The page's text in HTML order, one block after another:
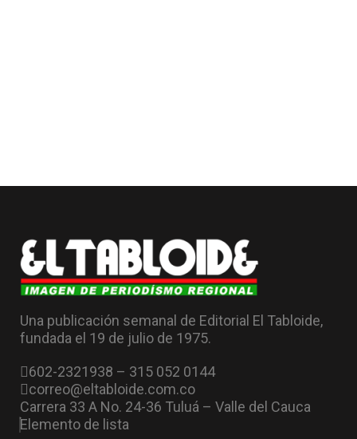
Una publicación semanal de Editorial El Tabloide,
fundada el 19 de julio de 1975.
602-2321938 – 315 052 0144
correo@eltabloide.com.co
Carrera 33 A No. 24-36 Tuluá – Valle del Cauca
Elemento de lista